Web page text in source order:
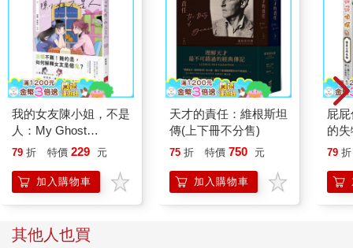
我的女友陳小姐，不是
人：My Ghost
Girlfriend 2
79 折 特價 229 元
加入購物車
天才的責任：維根斯坦
傳(上下冊不分售)
75 折 特價 750 元
加入購物車
屁
的
79 折
其他人也買